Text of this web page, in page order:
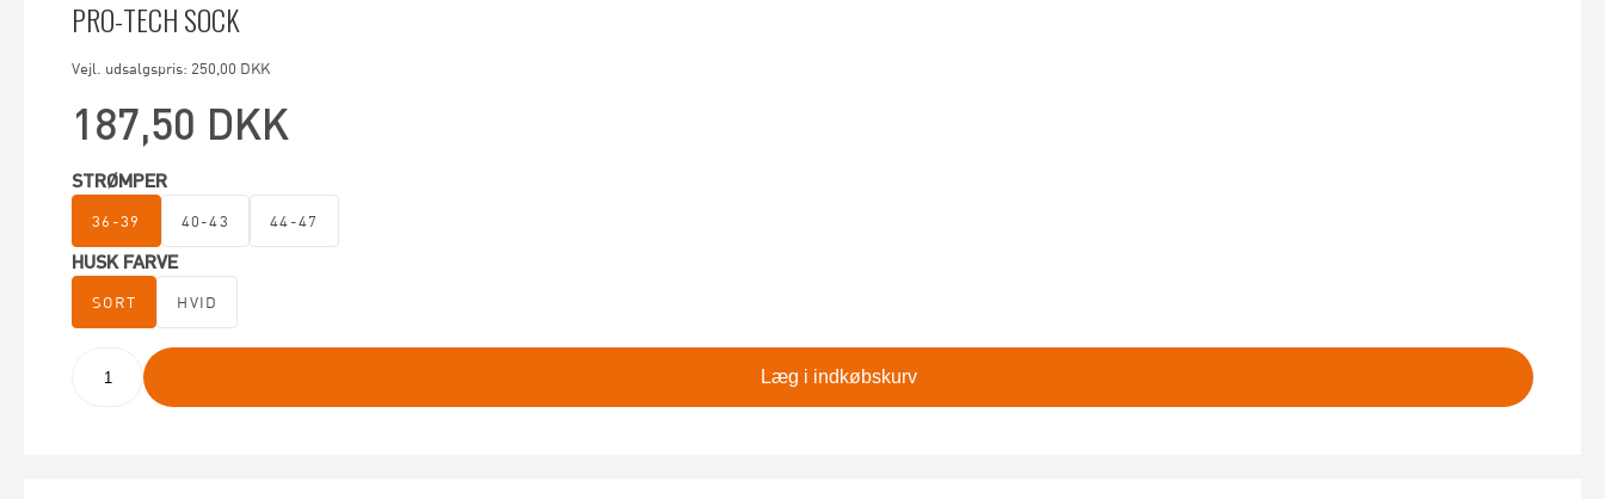
PRO-TECH SOCK
Vejl. udsalgspris: 250,00 DKK
187,50 DKK
STRØMPER
36-39 40-43 44-47
HUSK FARVE
SORT HVID
Læg i indkøbskurv